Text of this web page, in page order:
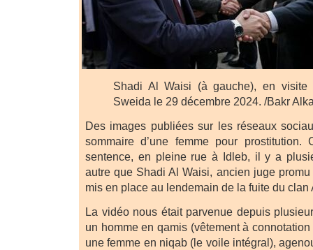
Shadi Al Waisi (à gauche), en
Sweida le 29 décembre 2024. /Bakr
Des images publiées sur les réseaux
sommaire d’une femme pour
sentence, en pleine rue à Idleb, il y a
autre que Shadi Al Waisi, ancien juge
mis en place au lendemain de la fuite du clan
La vidéo nous était parvenue depuis
un homme en qamis (vêtement à
une femme en niqab (le voile intégral),